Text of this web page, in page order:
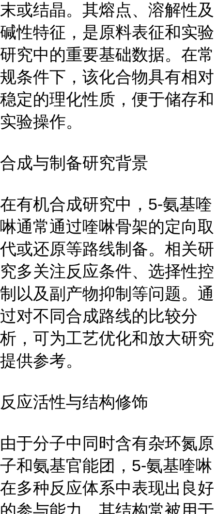
末或结晶。其熔点、溶解性及
碱性特征，是原料表征和实验
研究中的重要基础数据。在常
规条件下，该化合物具有相对
稳定的理化性质，便于储存和
实验操作。
合成与制备研究背景
在有机合成研究中，5-氨基喹
啉通常通过喹啉骨架的定向取
代或还原等路线制备。相关研
究多关注反应条件、选择性控
制以及副产物抑制等问题。通
过对不同合成路线的比较分
析，可为工艺优化和放大研究
提供参考。
反应活性与结构修饰
由于分子中同时含有杂环氮原
子和氨基官能团，5-氨基喹啉
在多种反应体系中表现出良好
的参与能力。其结构常被用于